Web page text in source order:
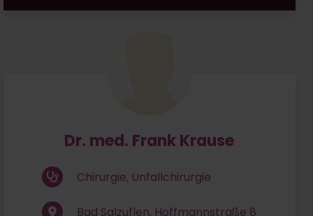
Dr. med. Frank Krause
Chirurgie, Unfallchirurgie
Bad Salzuflen, Hoffmannstraße 8